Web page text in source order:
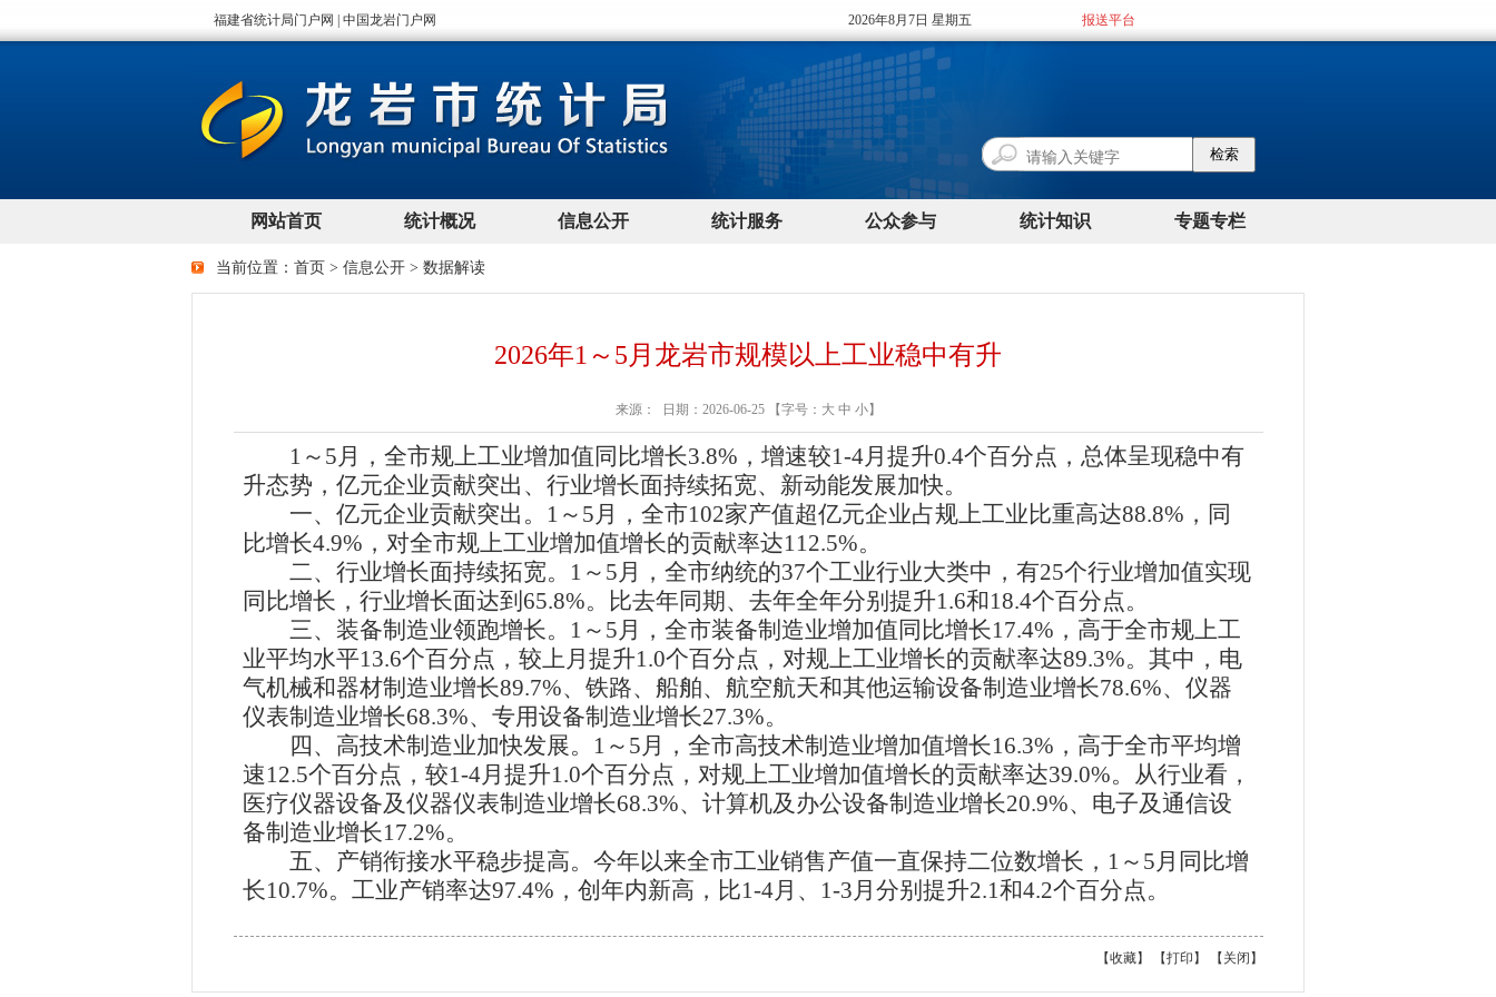
当前位置： 首页 > 信息公开 > 数据解读
2026年1～5月龙岩市规模以上工业稳中有升
来源： 日期：2026-06-25 【字号： 大 中 小】
1～5月，全市规上工业增加值同比增长3.8%，增速较1-4月提升0.4个百分点，总体呈现稳中有
升态势，亿元企业贡献突出、行业增长面持续拓宽、新动能发展加快。
一、亿元企业贡献突出。 1～5月，全市102家产值超亿元企业占规上工业比重高达88.8%，同
比增长4.9%，对全市规上工业增加值增长的贡献率达112.5%。
二、行业增长面持续拓宽。 1～5月，全市纳统的37个工业行业大类中，有25个行业增加值实现
同比增长，行业增长面达到65.8%。比去年同期、去年全年分别提升1.6和18.4个百分点。
三、装备制造业领跑增长。 1～5月，全市装备制造业增加值同比增长17.4%，高于全市规上工
业平均水平13.6个百分点，较上月提升1.0个百分点，对规上工业增长的贡献率达89.3%。其中，电
气机械和器材制造业增长89.7%、铁路、船舶、航空航天和其他运输设备制造业增长78.6%、仪器
仪表制造业增长68.3%、专用设备制造业增长27.3%。
四、高技术制造业加快发展。 1～5月，全市高技术制造业增加值增长16.3%，高于全市平均增
速12.5个百分点，较1-4月提升1.0个百分点，对规上工业增加值增长的贡献率达39.0%。从行业看，
医疗仪器设备及仪器仪表制造业增长68.3%、计算机及办公设备制造业增长20.9%、电子及通信设
备制造业增长17.2%。
五、产销衔接水平稳步提高。今年以来全市工业销售产值一直保持二位数增长，1～5月同比增
长10.7%。工业产销率达97.4%，创年内新高，比1-4月、1-3月分别提升2.1和4.2个百分点。
【收藏】 【打印 】 【 关闭 】